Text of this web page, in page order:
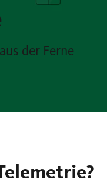
der Ferne